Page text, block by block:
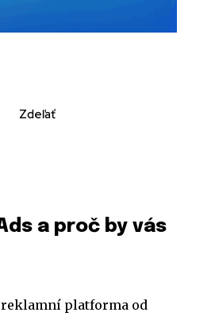
Zdeľať
a proč by vás
reklamní platforma od